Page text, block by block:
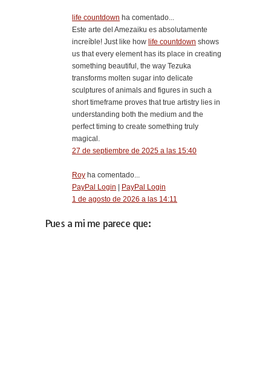
life countdown ha comentado...
Este arte del Amezaiku es absolutamente
increíble! Just like how life countdown shows
us that every element has its place in creating
something beautiful, the way Tezuka
transforms molten sugar into delicate
sculptures of animals and figures in such a
short timeframe proves that true artistry lies in
understanding both the medium and the
perfect timing to create something truly
magical.
27 de septiembre de 2025 a las 15:40
Roy ha comentado...
PayPal Login
PayPal Login
1 de agosto de 2026 a las 14:11
Pues a mi me parece que: